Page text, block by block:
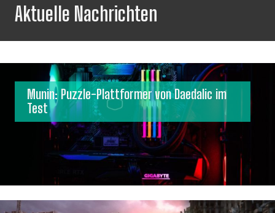
Aktuelle Nachrichten
Munin: Puzzle-Plattformer von Daedalic im
Test